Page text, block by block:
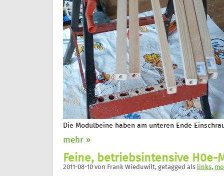
Die Modulbeine haben am unteren Ende
mehr »
Feine, betriebsintensive H0e-
2011-08-10 von Frank Wieduwilt, getagged als links,